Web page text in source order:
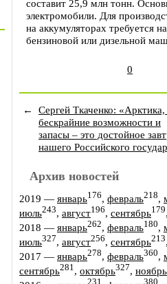
составит 25,9 млн тонн.
электромобили. Для
на аккумуляторах требуется
бензиновой или дизельной
0
←
Сергей Ткаченко: «Арктика,
бескрайние возможности и
запасы – это достойное
нашего Российского
Архив новостей
2019 — январь176, февраль218,
июль243, август196, сентябрь179
2018 — январь262, февраль180,
июль327, август256, сентябрь213
2017 — январь278, февраль360,
сентябрь281, октябрь327, ноябрь